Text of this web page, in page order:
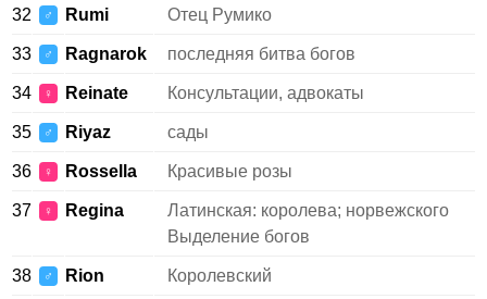
32 ♂ Rumi Отец Румико
33 ♂ Ragnarok последняя битва богов
34 ♀ Reinate Консультации, адвокаты
35 ♂ Riyaz сады
36 ♀ Rossella Красивые розы
37 ♀ Regina
Латинская: королева; норвежского
Выделение богов
38 ♂ Rion Королевский